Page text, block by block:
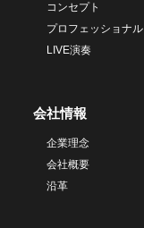
コンセプト
プロフェッショナル
LIVE演奏
会社情報
企業理念
会社概要
沿革